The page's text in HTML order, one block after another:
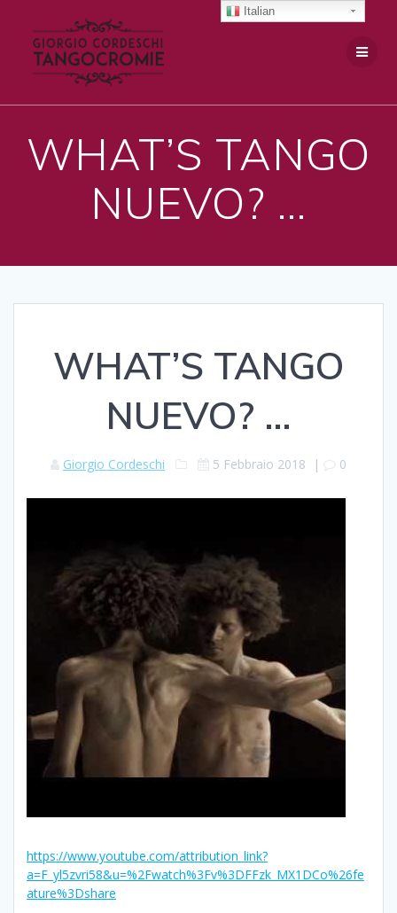
WHAT’S TANGO
NUEVO? …
WHAT’S TANGO
NUEVO? …
Giorgio Cordeschi 5 Febbraio 2018 | 0
https://www.youtube.com/attribution_link?
a=F_yl5zvri58&u=%2Fwatch%3Fv%3DFFzk_MX1DCo%26fe
ature%3Dshare
Italian